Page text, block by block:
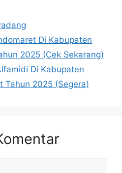
Di Kabupaten
2025 (Cek Sekarang)
Di Kabupaten
Tahun 2025 (Segera)